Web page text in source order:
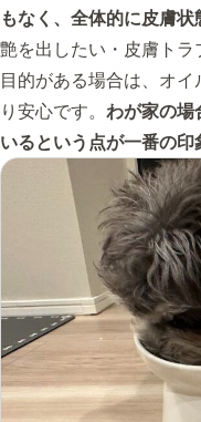
もなく、全体的に皮膚状
艶を出したい・皮膚ト
目的がある場合は、オ
り安心です。 わが家の場
いるという点が一番の印